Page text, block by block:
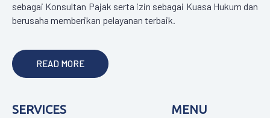
sebagai Konsultan Pajak serta izin sebagai Kuasa Hukum dan
berusaha memberikan pelayanan terbaik.
READ MORE
SERVICES MENU